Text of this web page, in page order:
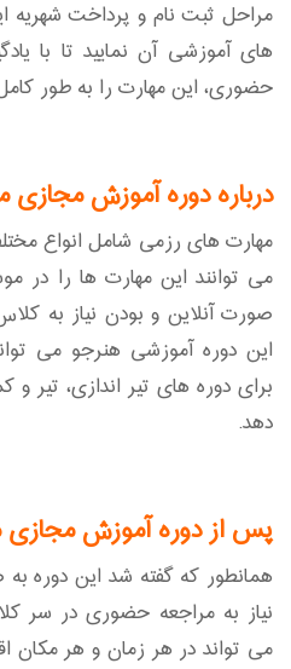
مراحل ثبت نام و پرداخت شهریه
های آموزشی آن نمایید تا با
حضوری، این مهارت را به طور کامل
درباره دوره آموزش
مهارت های رزمی شامل انواع
صورت آنلاین و بودن نیاز به
این دوره آموزشی هنرجو می
برای دوره های تیر اندازی، تیر
دهد.
پس از دوره آموزش مجازی
همانطور که گفته شد این دوره
نیاز به مراجعه حضوری در سر
می تواند در هر زمان و هر مکان